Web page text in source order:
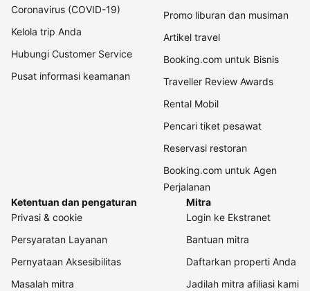
Coronavirus (COVID-19)
Kelola trip Anda
Hubungi Customer Service
Pusat informasi keamanan
Promo liburan dan musiman
Artikel travel
Booking.com untuk Bisnis
Traveller Review Awards
Rental Mobil
Pencari tiket pesawat
Reservasi restoran
Booking.com untuk Agen
Perjalanan
Ketentuan dan pengaturan
Privasi & cookie
Persyaratan Layanan
Pernyataan Aksesibilitas
Masalah mitra
Mitra
Login ke Ekstranet
Bantuan mitra
Daftarkan properti Anda
Jadilah mitra afiliasi kami